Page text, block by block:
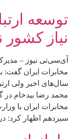
توسعه
نیاز
آی‌سی‌تی نیوز –
مخابرات ایران گفت:
سال‌های اخیر ولی
محمد رضا بیدخام
مخابرات ایران با
سیزدهم اظهار کرد: